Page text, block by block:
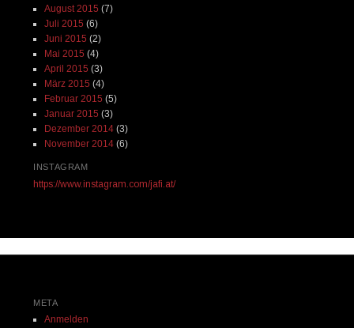
August 2015 (7)
Juli 2015 (6)
Juni 2015 (2)
Mai 2015 (4)
April 2015 (3)
März 2015 (4)
Februar 2015 (5)
Januar 2015 (3)
Dezember 2014(3)
November 2014(6)
INSTAGRAM
https://www.instagram.com/jafi.at/
META
Anmelden